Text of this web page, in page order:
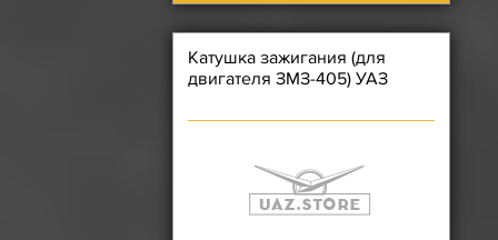
Катушка зажигания (для
двигателя ЗМЗ-405) УАЗ